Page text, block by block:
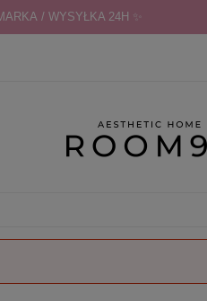
/ WYSYŁKA 24H ✨